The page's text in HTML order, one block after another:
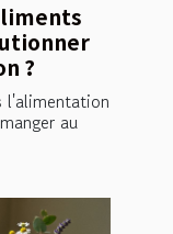
?
l'alimentation
au